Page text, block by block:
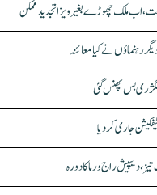
رہنماؤں نے کیا معائنہ
بس پھنس گئی
دیپیش راج ورما کا دورہ